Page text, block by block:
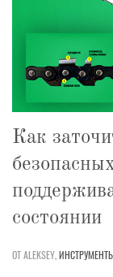
Как
состоянии
ОТ ALEKSEY,